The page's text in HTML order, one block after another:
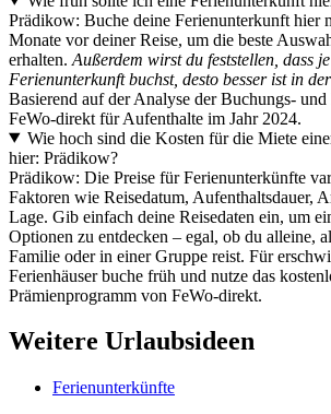
Prädikow: Buche deine Ferienunterkunft hier
Monate vor deiner Reise, um die beste
erhalten. Außerdem wirst du feststellen, dass
Ferienunterkunft buchst, desto besser ist in
Basierend auf der Analyse der Buchungs-
FeWo-direkt für Aufenthalte im Jahr 2024.
Wie hoch sind die Kosten für die Miete
hier: Prädikow?
Prädikow: Die Preise für Ferienunterkünfte
Faktoren wie Reisedatum, Aufenthaltsdauer,
Lage. Gib einfach deine Reisedaten ein, um
Optionen zu entdecken – egal, ob du alleine,
Familie oder in einer Gruppe reist. Für
Ferienhäuser buche früh und nutze das
Prämienprogramm von FeWo-direkt.
Weitere Urlaubsideen
Ferienunterkünfte